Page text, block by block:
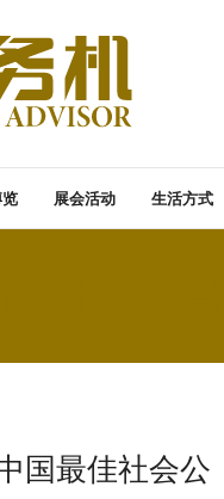
展会活动 生活方式
国最佳社会公